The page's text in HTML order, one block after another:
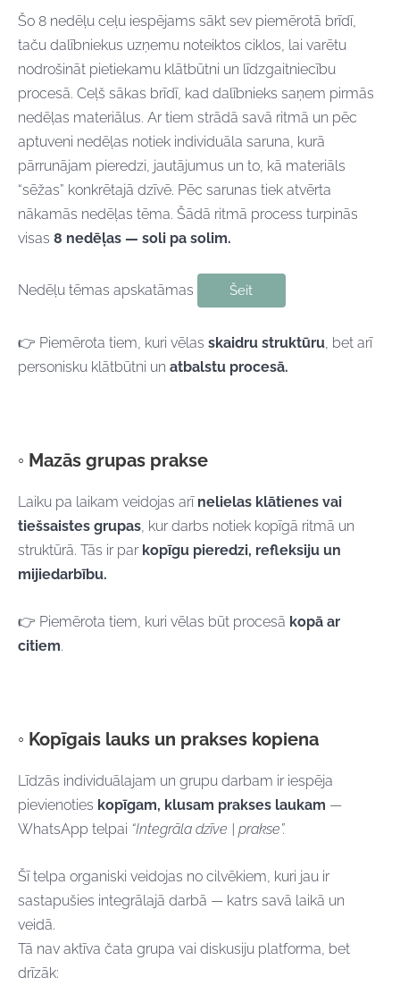
Šo 8 nedēļu ceļu iespējams sākt sev piemērotā brīdī,
taču dalībniekus uzņemu noteiktos ciklos, lai varētu
nodrošināt pietiekamu klātbūtni un līdzgaitniecību
procesā. Ceļš sākas brīdī, kad dalībnieks saņem pirmās
nedēļas materiālus. Ar tiem strādā savā ritmā un pēc
aptuveni nedēļas notiek individuāla saruna, kurā
pārrunājam pieredzi, jautājumus un to, kā materiāls
“sēžas” konkrētajā dzīvē. Pēc sarunas tiek atvērta
nākamās nedēļas tēma. Šādā ritmā process turpinās
visas 8 nedēļas — soli pa solim.
Nedēļu tēmas apskatāmas Šeit
👉 Piemērota tiem, kuri vēlas skaidru struktūru, bet arī
personisku klātbūtni un atbalstu procesā.
◦ Mazās grupas prakse
Laiku pa laikam veidojas arī nelielas klātienes vai
tiešsaistes grupas, kur darbs notiek kopīgā ritmā un
struktūrā. Tās ir par kopīgu pieredzi, refleksiju un
mijiedarbību.
👉 Piemērota tiem, kuri vēlas būt procesā kopā ar
citiem.
◦ Kopīgais lauks un prakses kopiena
Līdzās individuālajam un grupu darbam ir iespēja
pievienoties kopīgam, klusam prakses laukam —
WhatsApp telpai “Integrāla dzīve | prakse”.
Šī telpa organiski veidojas no cilvēkiem, kuri jau ir
sastapušies integrālajā darbā — katrs savā laikā un
veidā.
Tā nav aktīva čata grupa vai diskusiju platforma, bet
drīzāk: